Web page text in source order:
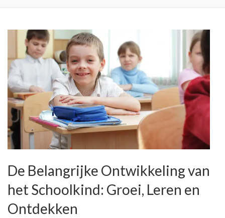
De Belangrijke Ontwikkeling van
het Schoolkind: Groei, Leren en
Ontdekken